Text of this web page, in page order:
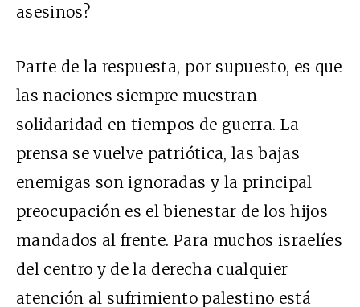
asesinos?
Parte de la respuesta, por supuesto, es que
las naciones siempre muestran
solidaridad en tiempos de guerra. La
prensa se vuelve patriótica, las bajas
enemigas son ignoradas y la principal
preocupación es el bienestar de los hijos
mandados al frente. Para muchos israelíes
del centro y de la derecha cualquier
atención al sufrimiento palestino está